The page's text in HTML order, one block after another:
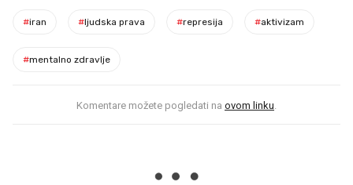
#iran #ljudska prava #represija #aktivizam
#mentalno zdravlje
Komentare možete pogledati na ovom linku